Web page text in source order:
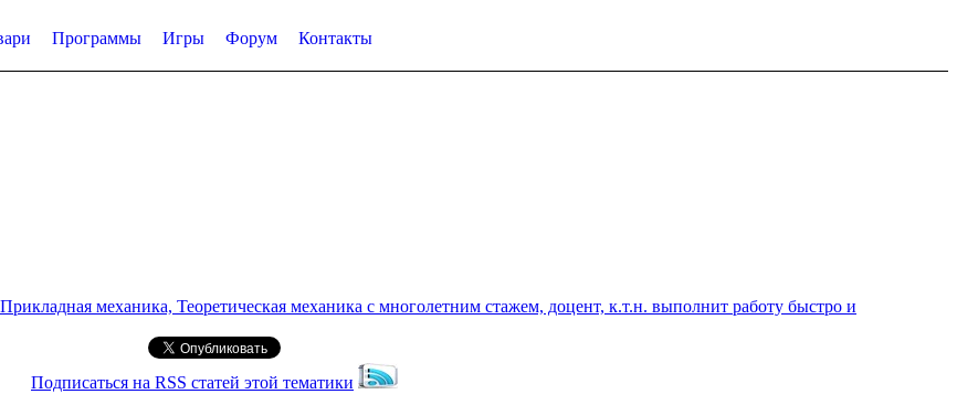
Программы Игры Форум Контакты
механика, Теоретическая механика с многолетним стажем, доцент, к.т.н. выполнит работу быстро и
Подписаться на RSS статей этой тематики